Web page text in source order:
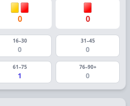
0 0
16–30
0
31–45
0
61–75
1
76–90+
0